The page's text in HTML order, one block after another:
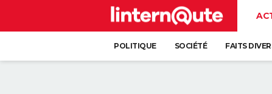
POLITIQUE SOCIÉTÉ FAITS